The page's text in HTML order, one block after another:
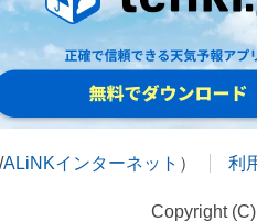
/ALiNKインターネット ） 利
Copyright